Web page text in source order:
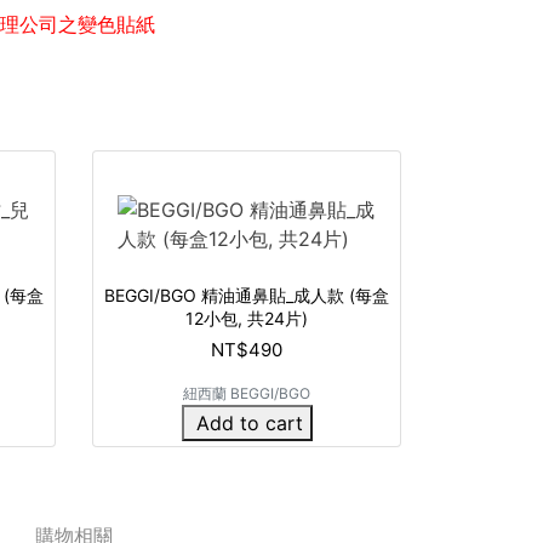
公司之變色貼紙
每盒
BEGGI/BGO 精油通鼻貼_成人款 (每盒
12小包, 共24片)
NT$490
紐西蘭 BEGGI/BGO
Add to cart
購物相關